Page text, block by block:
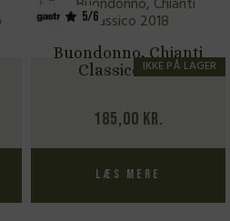
5/6
IKKE PÅ LAGER
Buondonno, Chianti
Classico 2022
185,00 kr.
Læs mere